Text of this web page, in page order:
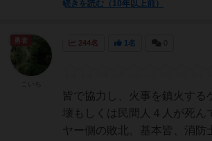
続きを読む（10年以上前）
244名 1名
皆で協力し、火事を鎮火する
壊もしくは民間人４人が死ん
ヤー側の敗北。基本皆、消防